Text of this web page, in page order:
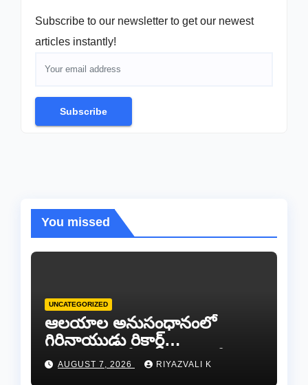
Subscribe to our newsletter to get our newest
articles instantly!
Subscribe
You missed
UNCATEGORIZED
ఆలయాల అనుసంధానంలో
గిరినాయుడు రికార్డ్
దారినేర్పరి..రోడ్డు నిర్మాణంతో పాటు
గోవుల సంరక్షణకు ప్రాణప్రతిష్ఠ!..
AUGUST 7, 2026 RIYAZVALI K